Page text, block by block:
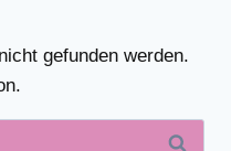
gefunden werden.